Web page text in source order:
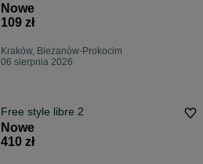
Nowe
109 zł
Kraków, Bieżanów-Prokocim
06 sierpnia 2026
Free style libre 2
Nowe
410 zł